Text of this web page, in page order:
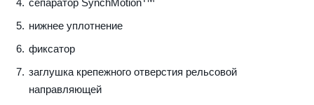
нижнее уплотнение
фиксатор
заглушка крепежного отверстия рельсовой
направляющей